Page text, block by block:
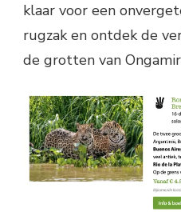
klaar voor een
rugzak en ontdek de
de grotten van